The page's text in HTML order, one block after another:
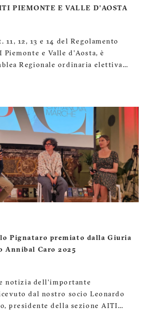
PIEMONTE E VALLE D'AOSTA
12, 13 e 14 del Regolamento
Piemonte e Valle d'Aosta, è
Regionale ordinaria elettiva…
Pignataro premiato dalla Giuria
Annibal Caro 2025
notizia dell’importante
dal nostro socio Leonardo
presidente della sezione AITI…